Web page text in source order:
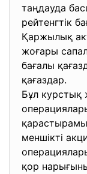
таңдауда
рейтенгтік
Қаржылық
жоғары
бағалы
қағаздар.
Бұл курстық
меншікті
қор